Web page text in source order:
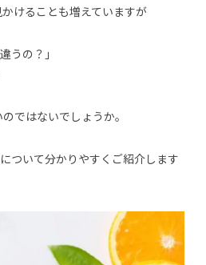
けることも増えていますが
うの？」
ではないでしょうか。
ついて分かりやすくご紹介します